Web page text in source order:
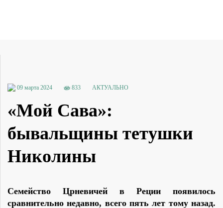
09 марта 2024 833 АКТУАЛЬНО
«Мой Сава»:
бывальщины тетушки
Николины
Семейство Црневичей в Реции появилось
сравнительно недавно, всего пять лет тому назад.